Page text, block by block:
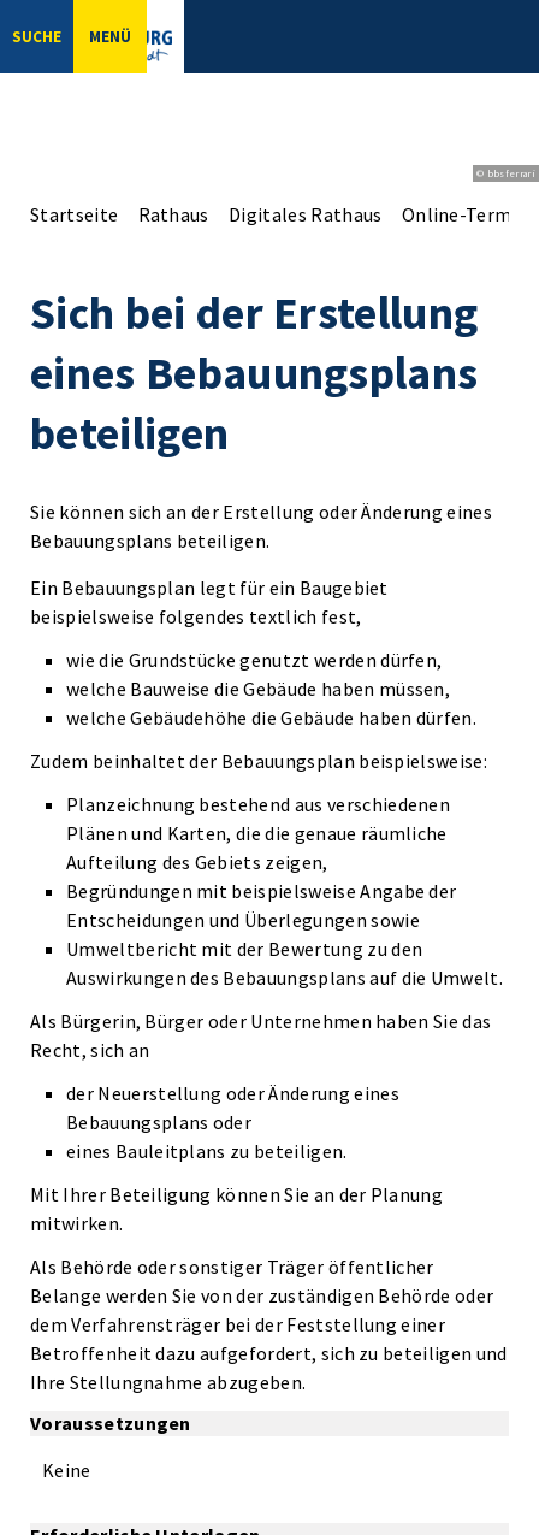
SUCHE MENÜ
© bbsferrari
Startseite Rathaus Digitales Rathaus Online-
Sich bei der Erstellung
eines Bebauungsplans
beteiligen
Sie können sich an der Erstellung oder Änderung eines
Bebauungsplans beteiligen.
Ein Bebauungsplan legt für ein Baugebiet
beispielsweise folgendes textlich fest,
wie die Grundstücke genutzt werden dürfen,
welche Bauweise die Gebäude haben müssen,
welche Gebäudehöhe die Gebäude haben dürfen.
Zudem beinhaltet der Bebauungsplan beispielsweise:
Planzeichnung bestehend aus verschiedenen
Plänen und Karten, die die genaue räumliche
Aufteilung des Gebiets zeigen,
Begründungen mit beispielsweise Angabe der
Entscheidungen und Überlegungen sowie
Umweltbericht mit der Bewertung zu den
Auswirkungen des Bebauungsplans auf die Umwelt.
Als Bürgerin, Bürger oder Unternehmen haben Sie das
Recht, sich an
der Neuerstellung oder Änderung eines
Bebauungsplans oder
eines Bauleitplans zu beteiligen.
Mit Ihrer Beteiligung können Sie an der Planung
mitwirken.
Als Behörde oder sonstiger Träger öffentlicher
Belange werden Sie von der zuständigen Behörde oder
dem Verfahrensträger bei der Feststellung einer
Betroffenheit dazu aufgefordert, sich zu beteiligen und
Ihre Stellungnahme abzugeben.
Voraussetzungen
Keine